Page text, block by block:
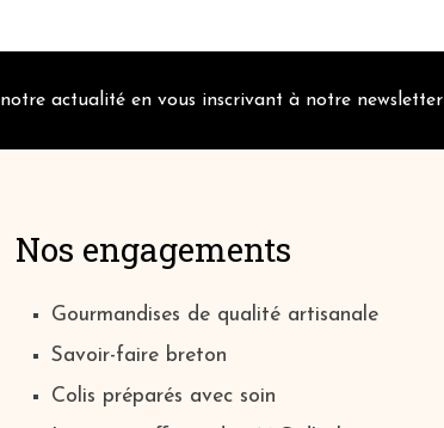
actualité en vous inscrivant à notre newsletter
Nos engagements
Gourmandises de qualité artisanale
Savoir-faire breton
Colis préparés avec soin